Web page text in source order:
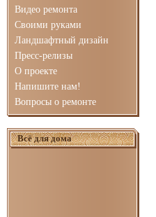
Видео ремонта
Своими руками
Ландшафтный дизайн
Пресс-релизы
О проекте
Напишите нам!
Вопросы о ремонте
Всё для дома